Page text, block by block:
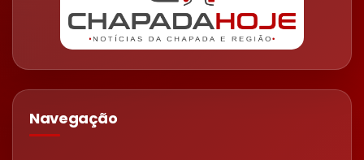
Navegação